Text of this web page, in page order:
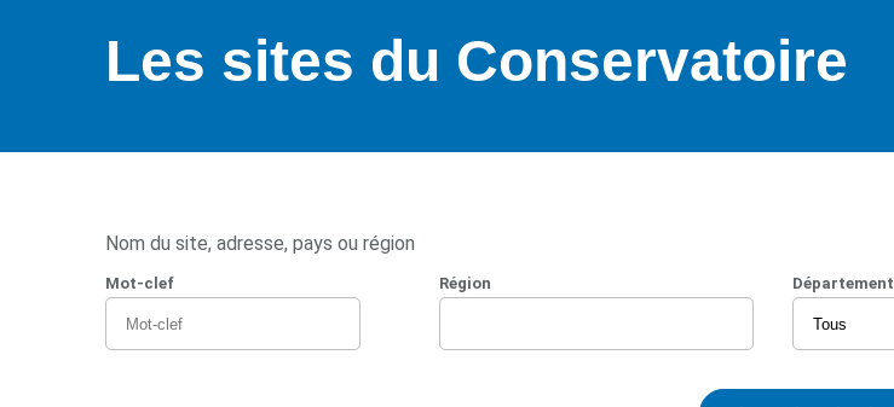
Les sites du Conservatoire
Nom du site, adresse, pays ou région
Mot-clef Région Département